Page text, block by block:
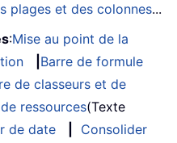
plages et des colonnes...
:Mise au point de la
Barre de formule
de classeurs et de
ressources(Texte
de date
Consolider